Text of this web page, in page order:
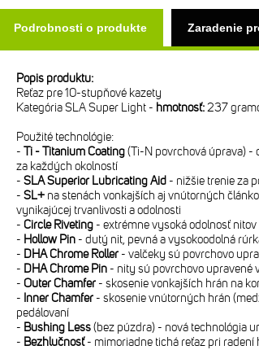
Podrobnosti o produkte Zaradenie
Popis produktu:
Reťaz pre 10-stupňové kazety
Kategória SLA Super Light - hmotnosť:237
Použité technológie:
- Ti - Titanium Coating(Ti-N povrchová úprava) -
za každých okolností
- SLA Superior Lubricating Aid - nižšie trenie za
- SL+ na stenách vonkajších aj vnútorných
vynikajúcej trvanlivosti a odolnosti
- Circle Riveting - extrémne vysoká odolnosť nitov
- Hollow Pin - dutý nit, pevná a vysokoodolná
- DHA Chrome Roller - valčeky sú povrchovo
- DHA Chrome Pin - nity sú povrchovo upravené
- Outer Chamfer - skosenie vonkajších hrán na
- Inner Chamfer - skosenie vnútorných hrán
pedálovaní
- Bushing Less(bez púzdra) - nová technológia
- Bezhlučnosť- mimoriadne tichá reťaz pri radení